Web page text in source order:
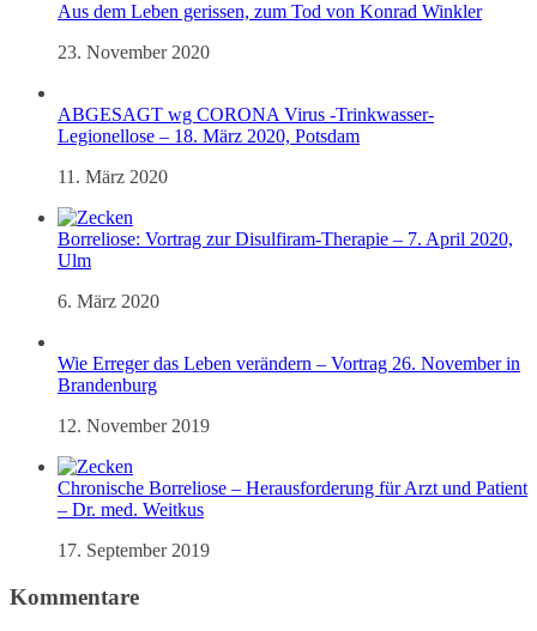
Aus dem Leben gerissen, zum Tod von Konrad Winkler
23. November 2020
ABGESAGT wg CORONA Virus -Trinkwasser-
Legionellose – 18. März 2020, Potsdam
11. März 2020
Borreliose: Vortrag zur Disulfiram-Therapie – 7. April 2020,
Ulm
6. März 2020
Wie Erreger das Leben verändern – Vortrag 26. November in
Brandenburg
12. November 2019
Chronische Borreliose – Herausforderung für Arzt und Patient
– Dr. med. Weitkus
17. September 2019
Kommentare